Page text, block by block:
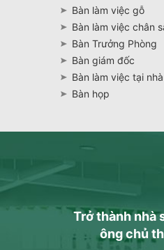
Bàn làm việc gỗ
Bàn làm việc chân
Bàn Trưởng Phòng
Bàn giám đốc
Bàn làm việc tại nhà
Bàn họp
Trở thành nhà
ông chủ